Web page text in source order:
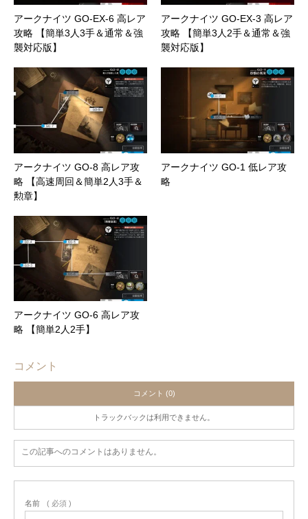
アークナイツ GO-EX-6 高レア
攻略 【簡単3人3手＆通常＆強
襲対応版】
アークナイツ GO-EX-3 高レア
攻略 【簡単3人2手＆通常＆強
襲対応版】
アークナイツ GO-8 高レア攻
略 【高速周回＆簡単2人3手＆
勲章】
アークナイツ GO-1 低レア攻
略
アークナイツ GO-6 高レア攻
略 【簡単2人2手】
コメント
コメント (0)
トラックバックは利用できません。
この記事へのコメントはありません。
名前 ( 必須 )